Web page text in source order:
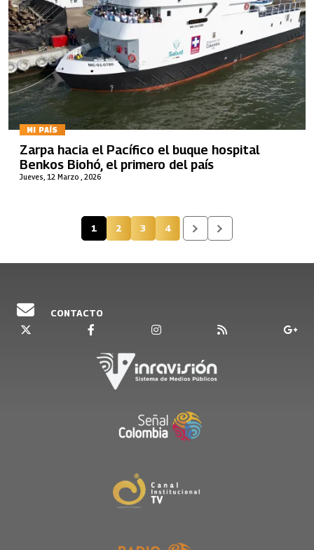
MI PAÍS
Jueves, 12 Marzo , 2026
Zarpa hacia el Pacífico el buque hospital
Benkos Biohó, el primero del país
Página actual
1 Página
2 Página
3 Página
4
CONTACTO